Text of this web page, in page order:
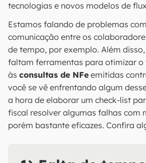
tecnologias e novos modelos de
Estamos falando de problemas
comunicação entre os
de tempo, por exemplo. Além
faltam ferramentas para otimizar o
às consultas de NFe emitidas
você se vê enfrentando algum
a hora de elaborar um check-list
fiscal resolver algumas falhas com
porém bastante eficazes. Confira